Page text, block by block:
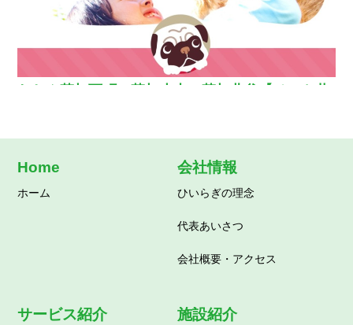
わおん草加西町・草加小山・草加北谷【ペット共
Home
ホーム
会社情報
ひいらぎの理念
代表あいさつ
会社概要・アクセス
サービス紹介 施設紹介